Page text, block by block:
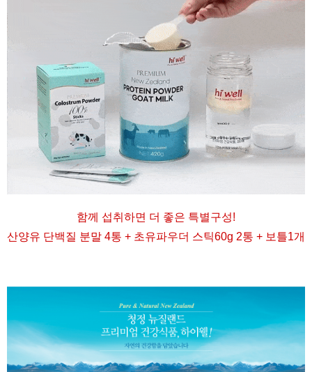
함께 섭취하면 더 좋은 특별구성!
산양유 단백질 분말 4통 + 초유파우더 스틱60g 2통 + 보틀1개